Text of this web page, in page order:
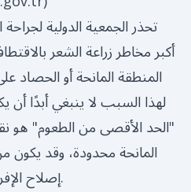
تحذر الجمعية الدولية
أكبر مخاطر زراعة الشعر
المنطقة المانحة أو الحصاد
"الحد الأقصى من الطعوم" هو
المانحة محدودة، وقد
إصلاح الإفراط في الحصاد بشكل كامل.